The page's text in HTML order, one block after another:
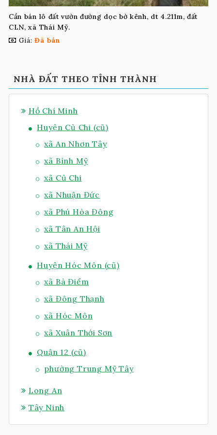
Cần bán lô đất vườn đường dọc bờ kênh, dt 4.211m, đất
CLN, xã Thái Mỹ.
Giá: Đã bán
NHÀ ĐẤT THEO TỈNH THÀNH
Hồ Chí Minh
Huyện Củ Chi (cũ)
xã An Nhơn Tây
xã Bình Mỹ
xã Củ Chi
xã Nhuận Đức
xã Phú Hòa Đông
xã Tân An Hội
xã Thái Mỹ
Huyện Hóc Môn (cũ)
xã Bà Điểm
xã Đông Thạnh
xã Hóc Môn
xã Xuân Thới Sơn
Quận 12 (cũ)
phường Trung Mỹ Tây
Long An
Tây Ninh